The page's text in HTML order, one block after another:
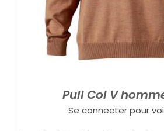
Pull Col V
Se connecter pour